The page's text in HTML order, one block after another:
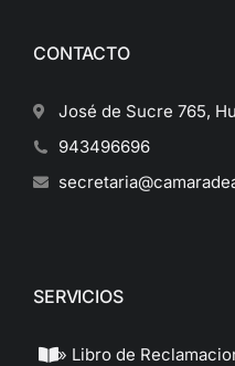
CONTACTO
José de Sucre 765,
943496696
SERVICIOS
» Libro de